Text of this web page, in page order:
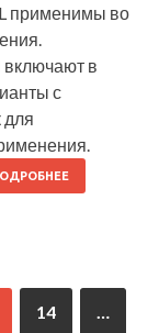
применимы во
включают в
с
для
14